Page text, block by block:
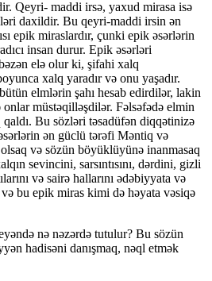
Qeyri- maddi irsə, yaxud mirasa isə
daxildir. Bu qeyri-maddi irsin ən
epik miraslardır, çunki epik əsərlərin
insan durur. Epik əsərləri
elə olur ki, şifahi xalq
xalq yaradır və onu yaşadır.
elmlərin şahı hesab edirdilər, lakin
müstəqilləşdilər. Fəlsəfədə elmin
Bu sözləri təsadüfən diqqətinizə
ən güclü tərəfi Məntiq və
və sözün böyüklüyünə inanmasaq
sevincini, sarsıntısını, dərdini, gizli
və sairə hallarını ədəbiyyata və
bu epik miras kimi də həyata vəsiqə
nə nəzərdə tutulur? Bu sözün
hadisəni danışmaq, nəql etmək